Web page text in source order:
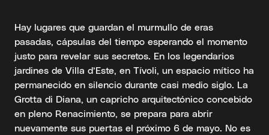
Hay lugares que guardan el murmullo de eras
pasadas, cápsulas del tiempo esperando el momento
justo para revelar sus secretos. En los legendarios
jardines de Villa d’Este, en Tívoli, un espacio mítico ha
permanecido en silencio durante casi medio siglo. La
Grotta di Diana, un capricho arquitectónico concebido
en pleno Renacimiento, se prepara para abrir
nuevamente sus puertas el próximo 6 de mayo. No es